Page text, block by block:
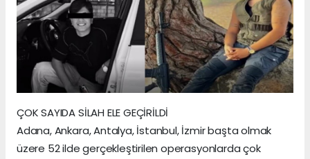
ÇOK SAYIDA SİLAH ELE GEÇİRİLDİ
Adana, Ankara, Antalya, İstanbul, İzmir başta olmak
üzere 52 ilde gerçekleştirilen operasyonlarda çok